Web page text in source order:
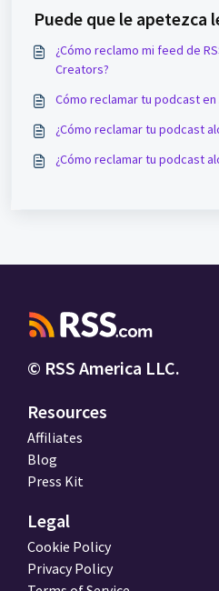
Puede que le apetezca
¿Cómo reclamo mi feed de
Creators?
Cómo reclamar tu podcast
¿Cómo reclamar tu podcast
¿Cómo reclamar tu podcast
© RSS America LLC.
Resources
Affiliates
Blog
Press Kit
Legal
Cookie Policy
Privacy Policy